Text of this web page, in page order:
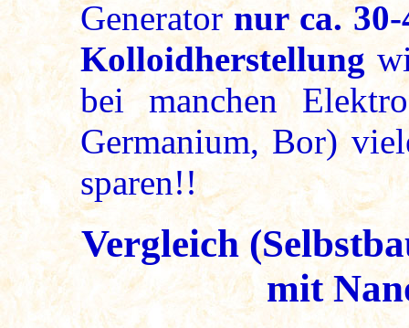
Generatornur ca.
Kolloidherstellung
bei manchen
Germanium, Bor)
sparen!!
Vergleich
mit